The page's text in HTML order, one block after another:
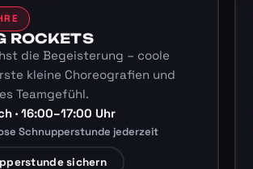
ROCKETS
die Begeisterung – coole
kleine Choreografien und
Teamgefühl.
· 16:00–17:00 Uhr
Schnupperstunde jederzeit
sichern